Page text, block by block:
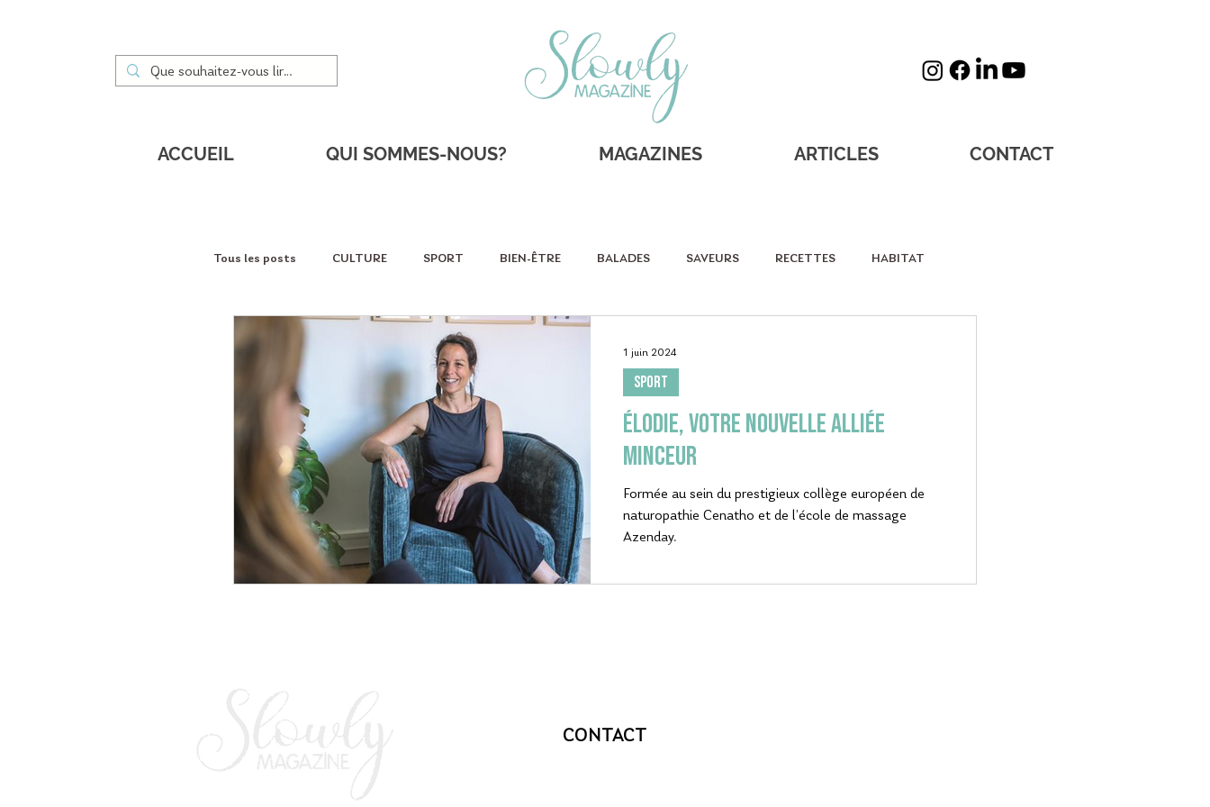
ACCUEIL QUI SOMMES-NOUS? MAGAZINES ARTICLES CONTACT
Tous les posts CULTURE SPORT BIEN-ÊTRE BALADES SAVEURS RECETTES HABITAT
Sportifs
Service à la personne SORTIES
ÉLODIE, VOTRE NOUVELLE ALLIÉE
MINCEUR
Formée au sein du prestigieux collège européen de
naturopathie Cenatho et de l’école de massage
Azenday.
SPORT
1 juin 2024
CONTACT